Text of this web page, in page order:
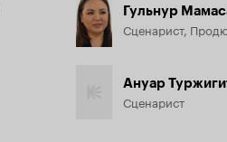
Гульнур
Сценарист,
Ануар
Сценарист